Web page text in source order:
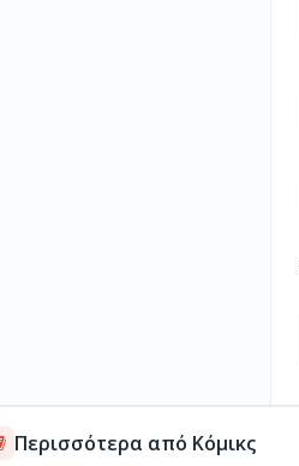
Περισσότερα από Κόμικς